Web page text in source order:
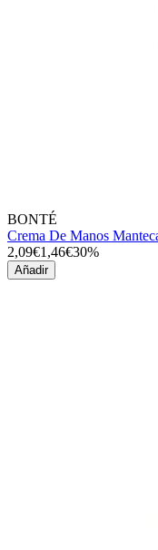
BONTÉ
Crema De Manos
2,09€1,46€30%
Añadir